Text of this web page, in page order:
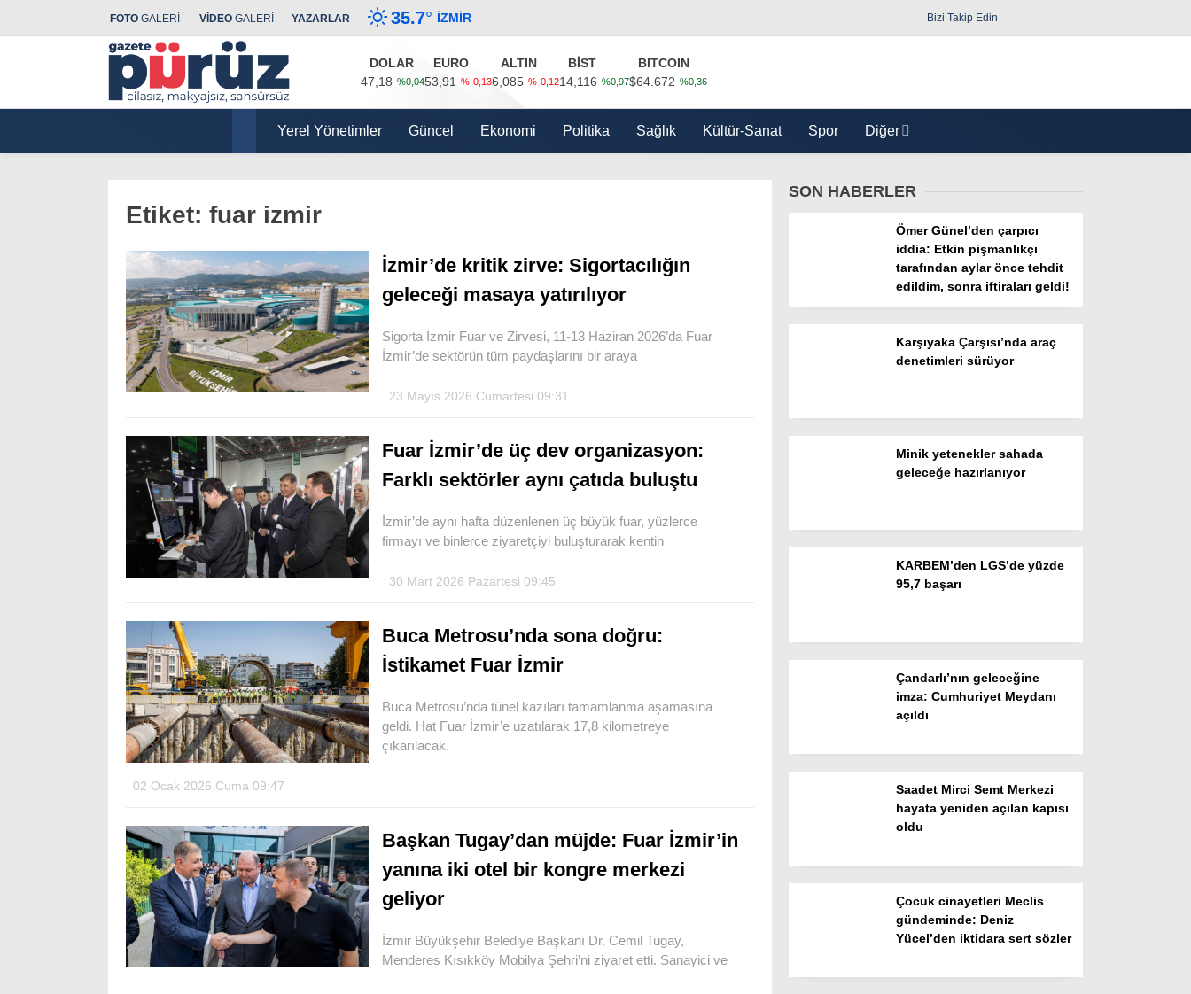
Güncel
Yerel Yönetimler
Dünya
Facebook
Instagram
FOTO GALERİ VİDEO GALERİ YAZARLAR 35.7° İZMIR Bizi Takip Edin
DOLAR
47,18 %0,04
EURO
53,91
%-0,13
ALTIN
6,085 %-0,12
BİST
14,116 %0,97
BITCOIN
$64.672 %0,36
Yerel Yönetimler Güncel Ekonomi Politika Sağlık Kültür-Sanat Spor Diğer
Etiket: fuar izmir
İzmir’de kritik zirve: Sigortacılığın
geleceği masaya yatırılıyor
Sigorta İzmir Fuar ve Zirvesi, 11-13 Haziran 2026’da Fuar
İzmir’de sektörün tüm paydaşlarını bir araya
23 Mayıs 2026 Cumartesi 09:31
Fuar İzmir’de üç dev organizasyon:
Farklı sektörler aynı çatıda buluştu
İzmir’de aynı hafta düzenlenen üç büyük fuar, yüzlerce
firmayı ve binlerce ziyaretçiyi buluşturarak kentin
30 Mart 2026 Pazartesi 09:45
Buca Metrosu’nda sona doğru:
İstikamet Fuar İzmir
Buca Metrosu’nda tünel kazıları tamamlanma aşamasına
geldi. Hat Fuar İzmir’e uzatılarak 17,8 kilometreye
çıkarılacak.
02 Ocak 2026 Cuma 09:47
Başkan Tugay’dan müjde: Fuar İzmir’in
yanına iki otel bir kongre merkezi
geliyor
İzmir Büyükşehir Belediye Başkanı Dr. Cemil Tugay,
Menderes Kısıkköy Mobilya Şehri’ni ziyaret etti. Sanayici ve
SON HABERLER
Ömer Günel’den çarpıcı
iddia: Etkin pişmanlıkçı
tarafından aylar önce tehdit
edildim, sonra iftiraları geldi!
Karşıyaka Çarşısı’nda araç
denetimleri sürüyor
Minik yetenekler sahada
geleceğe hazırlanıyor
KARBEM’den LGS’de yüzde
95,7 başarı
Çandarlı’nın geleceğine
imza: Cumhuriyet Meydanı
açıldı
Saadet Mirci Semt Merkezi
hayata yeniden açılan kapısı
oldu
Çocuk cinayetleri Meclis
gündeminde: Deniz
Yücel’den iktidara sert sözler